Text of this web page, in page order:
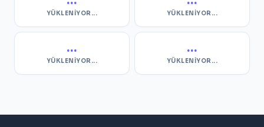
YÜKLENIYOR... YÜKLENIYOR...
...
YÜKLENIYOR...
...
YÜKLENIYOR...